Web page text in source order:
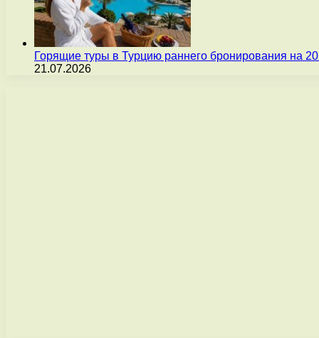
Горящие туры в Турцию раннего бронирования на
21.07.2026